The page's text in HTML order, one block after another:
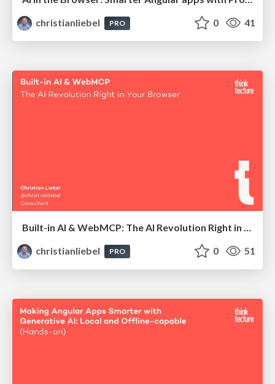
christianliebel
PRO 0 41
Built-in AI & WebMCP: The AI Revolution Right in Your Browser
christianliebel
PRO 0 51